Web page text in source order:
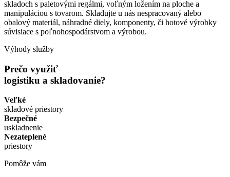
skladoch s paletovými regálmi, voľným ložením na ploche a
manipuláciou s tovarom. Skladujte u nás nespracovaný alebo
obalový materiál, náhradné diely, komponenty, či hotové výrobky
súvisiace s poľnohospodárstvom a výrobou.
Výhody služby
Prečo využiť
logistiku a skladovanie?
Veľké
skladové priestory
Bezpečné
uskladnenie
Nezateplené
priestory
Pomôže vám